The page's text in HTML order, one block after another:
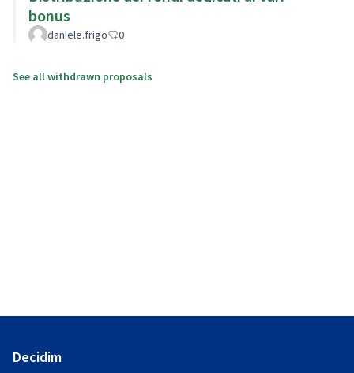
bonus
daniele.frigo 0
See all withdrawn proposals
Decidim